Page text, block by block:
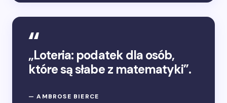
„Loteria: podatek dla osób,
które są słabe z matematyki”.
— AMBROSE BIERCE